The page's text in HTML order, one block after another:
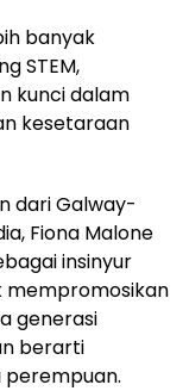
banyak
STEM,
kunci dalam
kesetaraan
dari Galway-
Fiona Malone
insinyur
mempromosikan
generasi
berarti
perempuan.